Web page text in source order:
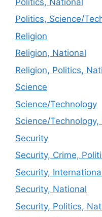
Politics, Science/
Religion
Religion, National
Religion, Politics,
Science
Science/Technology
Science/Technology,
Security
Security, Crime,
Security,
Security, National
Security, Politics,